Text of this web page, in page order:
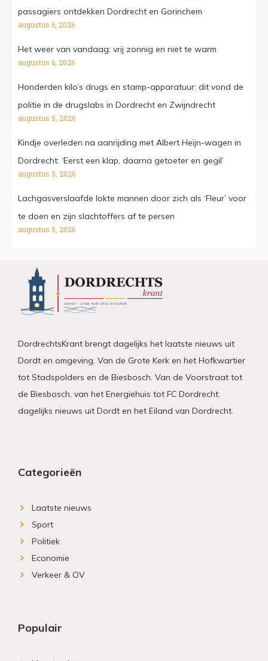
passagiers ontdekken Dordrecht en Gorinchem
augustus 6, 2026
Het weer van vandaag: vrij zonnig en niet te warm
augustus 6, 2026
Honderden kilo’s drugs en stamp-apparatuur: dit vond de
politie in de drugslabs in Dordrecht en Zwijndrecht
augustus 5, 2026
Kindje overleden na aanrijding met Albert Heijn-wagen in
Dordrecht: ‘Eerst een klap, daarna getoeter en gegil’
augustus 5, 2026
Lachgasverslaafde lokte mannen door zich als ‘Fleur’ voor
te doen en zijn slachtoffers af te persen
augustus 5, 2026
DordrechtsKrant brengt dagelijks het laatste nieuws uit
Dordt en omgeving. Van de Grote Kerk en het Hofkwartier
tot Stadspolders en de Biesbosch. Van de Voorstraat tot
de Biesbosch, van het Energiehuis tot FC Dordrecht:
dagelijks nieuws uit Dordt en het Eiland van Dordrecht.
Categorieën
Laatste nieuws
Sport
Politiek
Economie
Verkeer & OV
Populair